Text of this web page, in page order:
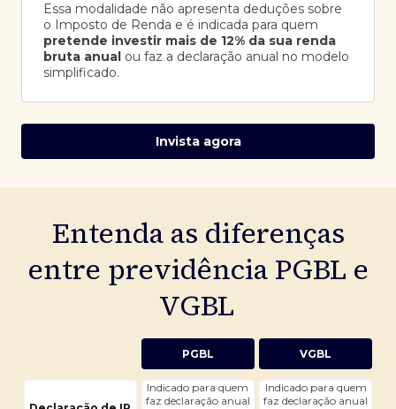
Essa modalidade não apresenta deduções sobre
o Imposto de Renda e é indicada para quem
pretende investir mais de 12% da sua renda
bruta anual ou faz a declaração anual no modelo
simplificado.
Invista agora
Entenda as diferenças
entre previdência PGBL e
VGBL
PGBL VGBL
Indicado para quem
faz declaração anual
Indicado para quem
faz declaração anual